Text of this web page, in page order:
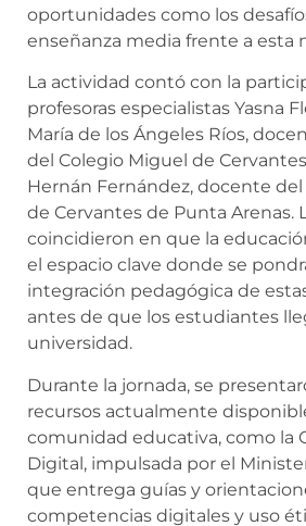
oportunidades como los
enseñanza media frente a esta
La actividad contó con la
profesoras especialistas Yasna
María de los Ángeles Ríos,
del Colegio Miguel de
Hernán Fernández, docente del
de Cervantes de Punta Arenas.
coincidieron en que la
el espacio clave donde se
integración pedagógica de
antes de que los estudiantes
universidad.
Durante la jornada, se
recursos actualmente
comunidad educativa, como la
Digital, impulsada por el
que entrega guías y
competencias digitales y uso